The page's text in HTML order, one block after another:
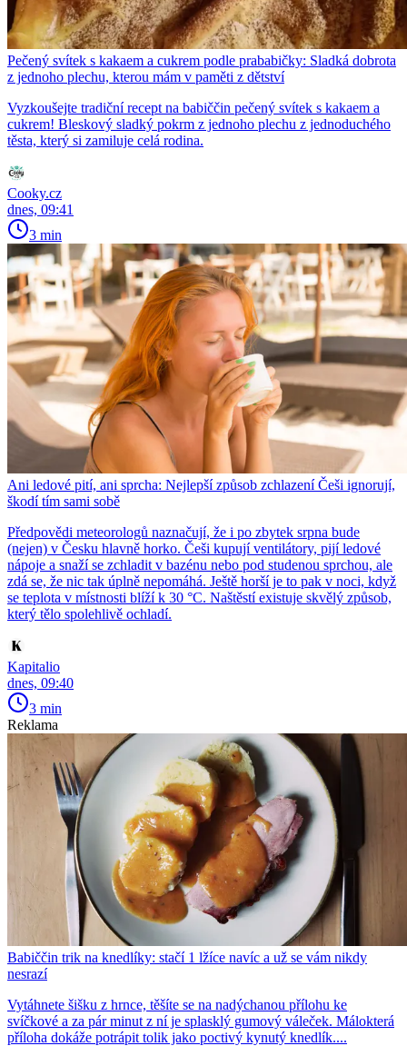
Pečený svítek s kakaem a cukrem podle prababičky: Sladká dobrota
z jednoho plechu, kterou mám v paměti z dětství
Vyzkoušejte tradiční recept na babiččin pečený svítek s kakaem a
cukrem! Bleskový sladký pokrm z jednoho plechu z jednoduchého
těsta, který si zamiluje celá rodina.
Cooky.cz
dnes, 09:41
3 min
Ani ledové pití, ani sprcha: Nejlepší způsob zchlazení Češi ignorují,
škodí tím sami sobě
Předpovědi meteorologů naznačují, že i po zbytek srpna bude
(nejen) v Česku hlavně horko. Češi kupují ventilátory, pijí ledové
nápoje a snaží se zchladit v bazénu nebo pod studenou sprchou, ale
zdá se, že nic tak úplně nepomáhá. Ještě horší je to pak v noci, když
se teplota v místnosti blíží k 30 °C. Naštěstí existuje skvělý způsob,
který tělo spolehlivě ochladí.
Kapitalio
dnes, 09:40
3 min
Reklama
Babiččin trik na knedlíky: stačí 1 lžíce navíc a už se vám nikdy
nesrazí
Vytáhnete šišku z hrnce, těšíte se na nadýchanou přílohu ke
svíčkové a za pár minut z ní je splasklý gumový váleček. Málokterá
příloha dokáže potrápit tolik jako poctivý kynutý knedlík....